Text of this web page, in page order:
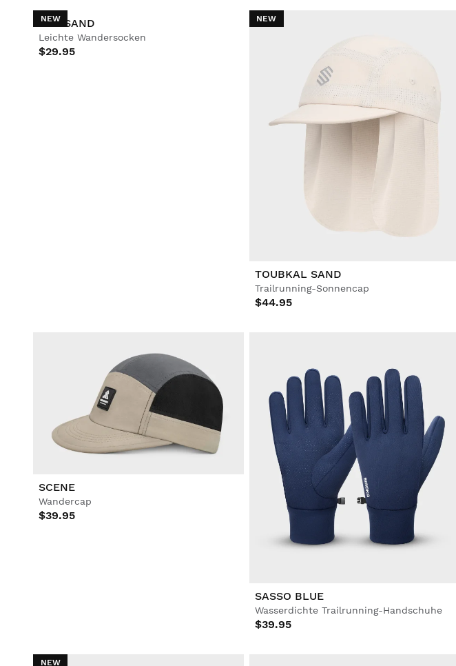
NEW
GR3 SAND
Leichte Wandersocken
$29.95
NEW
TOUBKAL SAND
Trailrunning-Sonnencap
$44.95
SCENE
Wandercap
$39.95
SASSO BLUE
Wasserdichte Trailrunning-Handschuhe
$39.95
NEW